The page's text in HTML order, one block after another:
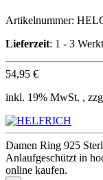
Artikelnummer:
Lieferzeit: 1 - 3
54,95 €
inkl. 19% MwSt. ,
Damen Ring 925
Anlaufgeschützt in
online kaufen.